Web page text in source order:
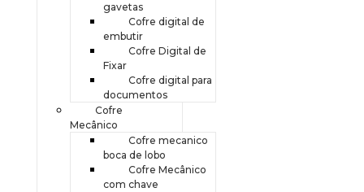
gavetas
Cofre digital de
embutir
Cofre Digital de
Fixar
Cofre digital para
documentos
Cofre
Mecânico
Cofre mecanico
boca de lobo
Cofre Mecânico
com chave